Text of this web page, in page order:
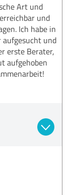
Art und
und
Ich habe in
aufgesucht und
erste Berater,
aufgehoben